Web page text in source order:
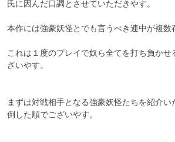
氏に因んだ口調とさせていただきやす。
本作には強豪妖怪とでも言うべき連中が複数
これは１度のプレイで奴ら全てを打ち負か
ざいやす。
まずは対戦相手となる強豪妖怪たちを紹介い
倒した順でございやす。